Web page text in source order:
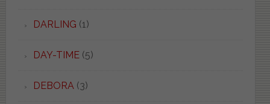
DARLING (1)
DAY-TIME(5)
DEBORA(3)